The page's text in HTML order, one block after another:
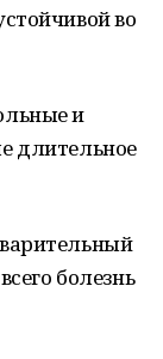
во
и
длительное
болезнь